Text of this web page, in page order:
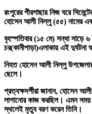
রংপুরের পীরগাছায় নিজ ঘরে
হোসেন আলী নিল্লু (৫৫) নামের
বৃহস্পতিবার (১৫ মে) সন্ধা সাড়ে
চর(কানীপাড়া)এলাকায় এই দুর্ঘটনা
নিহত হোসেন আলী নিল্লু
ছেলে।
প্রত্যক্ষদর্শীরা জানান, হোসেন
লাগানোর কাজ করছিল। এমন সময়
স্থলেই মৃত্যু বরণ করেন তিনি।